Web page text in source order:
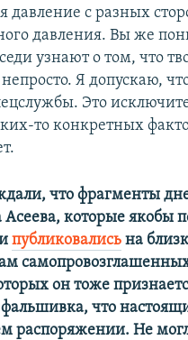
давление с разных
давления. Вы же
узнают о том, что
Я допускаю,
Это
то конкретных
что фрагменты
Асеева, которые якобы
публиковались на
он тоже
фальшивка, что
распоряжении. Не